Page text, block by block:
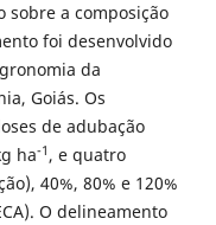
sobre a composição
foi desenvolvido
da
Goiás. Os
de adubação
ha-1 , e quatro
40%, 80% e 120%
O delineamento